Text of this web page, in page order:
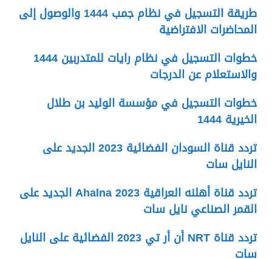
طريقة التسجيل في نظام جمب 1444 والوصول إلى
المحاضرات الافتراضية
خطوات التسجيل في نظام رايات للمتدربين 1444
والاستعلام عن الدرجات
خطوات التسجيل في مؤسسة الوليد بن طلال
الخيرية 1444
تردد قناة السودان الفضائية 2023 الجديد على
النايل سات
تردد قناة أهلنه العراقية Ahalna 2023 الجديد على
القمر الصناعي نايل سات
تردد قناة NRT أن أر تي 2023 الفضائية على النايل
سات